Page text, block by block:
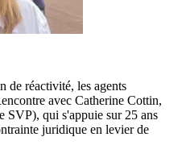
de réactivité, les agents
avec Catherine Cottin,
SVP), qui s'appuie sur 25 ans
juridique en levier de